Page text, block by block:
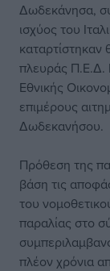
Δωδεκάνησα,
ισχύος του
καταρτίστηκαν
πλευράς Π.Ε.Δ.
Εθνικής
επιμέρους
Δωδεκανήσου.
Πρόθεση της
βάση τις
του
παραλίας στο
πλέον χρόνια